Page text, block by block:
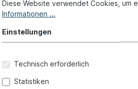
Diese Website verwendet Cookies, um
Informationen ...
Einstellungen
Technisch erforderlich
Statistiken